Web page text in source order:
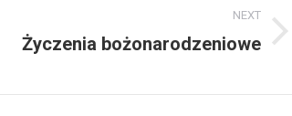
NEXT
Życzenia bożonarodzeniowe